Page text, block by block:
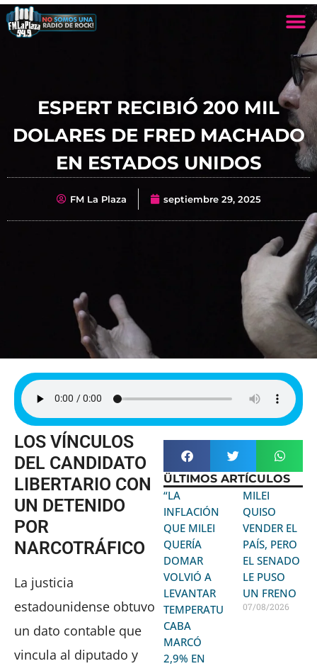
ESPERT RECIBIÓ 200 MIL
DOLARES DE FRED MACHADO
EN ESTADOS UNIDOS
FM La Plaza septiembre 29, 2025
LOS VÍNCULOS
DEL CANDIDATO
LIBERTARIO CON
UN DETENIDO
POR
NARCOTRÁFICO
La justicia
estadounidense obtuvo
un dato contable que
vincula al diputado y
ÜLTIMOS ARTÍCULOS
“LA
INFLACIÓN
QUE MILEI
QUERÍA
DOMAR
VOLVIÓ A
LEVANTAR
TEMPERATURA:
CABA
MARCÓ
2,9% EN
MILEI
QUISO
VENDER EL
PAÍS, PERO
EL SENADO
LE PUSO
UN FRENO
07/08/2026